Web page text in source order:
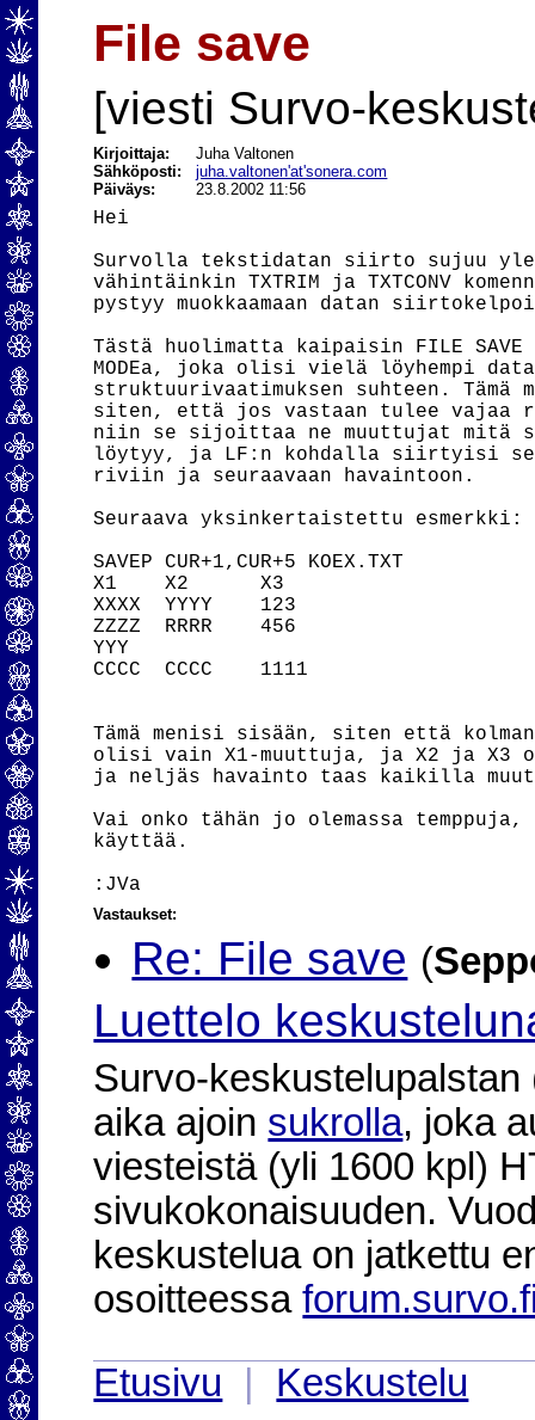
File save
[viesti Survo-
Kirjoittaja:
Juha Valtonen
Sähköposti:juha.valtonen'at'sonera.com
Päiväys:
23.8.2002 11:56
Hei
Survolla tekstidatan siirto sujuu
vähintäinkin TXTRIM ja TXTCONV
pystyy muokkaamaan datan
Tästä huolimatta kaipaisin FILE
MODEa, joka olisi vielä löyhempi
struktuurivaatimuksen suhteen. Tämä
siten, että jos vastaan tulee vajaa
niin se sijoittaa ne muuttujat
löytyy, ja LF:n kohdalla siirtyisi
riviin ja seuraavaan havaintoon.
Seuraava yksinkertaistettu esmerkki:
SAVEP CUR+1,CUR+5 KOEX.TXT
X1    X2      X3
XXXX  YYYY    123
ZZZZ  RRRR    456
YYY
CCCC  CCCC    1111
Tämä menisi sisään, siten että
olisi vain X1-muuttuja, ja X2 ja X3
ja neljäs havainto taas kaikilla
Vai onko tähän jo olemassa
käyttää.
Vastaukset:
Re: File save (
Luettelo
Survo-
aika ajoin sukrolla, joka
viesteistä (yli 1600 kpl)
sivukokonaisuuden.
keskustelua on jatkettu
osoitteessa
Etusivu
Keskustelu